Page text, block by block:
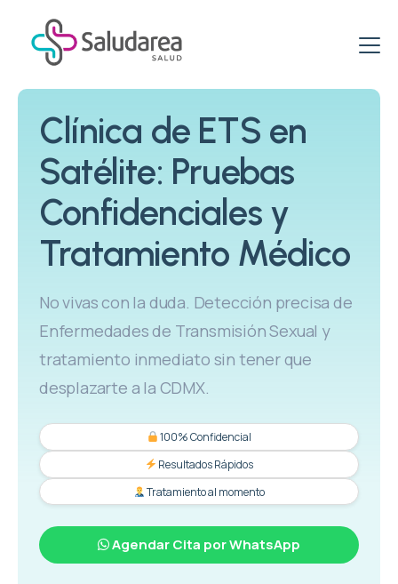
ETS & ITS
Clínica de ETS
Clínica de ITS
ITS: Pruebas
Virus del papiloma VPH
Clínica de VPH
VPH: Tratamiento
Vacuna VPH
PCR VPH en Hombres
Paquetes Específicos para Mujeres
Paquetes Salud Sexual
Paquetes de Pruebas rápidas
VPH & PCR
Vacunación
Centro de Vacunación
Clínica de ETS en
Satélite: Pruebas
Confidenciales y
Tratamiento Médico
No vivas con la duda. Detección precisa de
Enfermedades de Transmisión Sexual y
tratamiento inmediato sin tener que
desplazarte a la CDMX.
100% Confidencial
Resultados Rápidos
Tratamiento al momento
Agendar Cita por WhatsApp